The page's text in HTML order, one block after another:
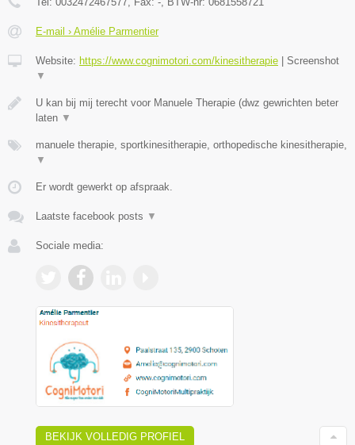
E-mail › Amélie Parmentier
Website: https://www.cognimotori.com/kinesitherapie
Screenshot
▼
U kan bij mij terecht voor Manuele Therapie (dwz gewrichten beter
laten ▼
manuele therapie, sportkinesitherapie, orthopedische kinesitherapie,
▼
Er wordt gewerkt op afspraak.
Laatste facebook posts ▼
Sociale media:
BEKIJK VOLLEDIG PROFIEL